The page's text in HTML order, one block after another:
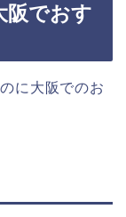
阪でおす
に大阪でのお